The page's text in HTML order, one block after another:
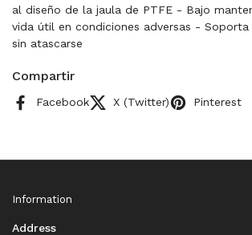
al diseño de la jaula de PTFE - Bajo
vida útil en condiciones adversas - Soporta
sin atascarse
Compartir
Facebook X (Twitter) Pinterest
Information
Address